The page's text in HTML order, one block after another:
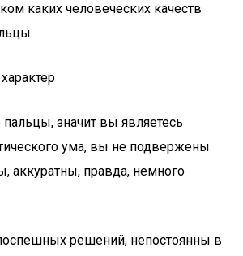
каких человеческих качеств
значит вы являетесь
ума, вы не подвержены
аккуратны, правда, немного
решений, непостоянны в